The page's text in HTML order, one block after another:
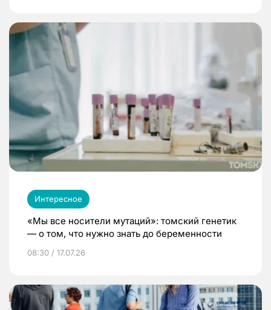
Интересное
«Мы все носители мутаций»: томский генетик
— о том, что нужно знать до беременности
08:30 / 17.07.26